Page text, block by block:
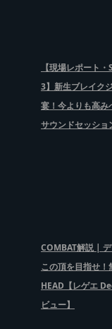
【現場レポート
3】新生ブレイク
宴！今よりも高み
サウンドセッショ
COMBAT解説 |
この頂を目指せ！
HEAD【レゲエ
ビュー】